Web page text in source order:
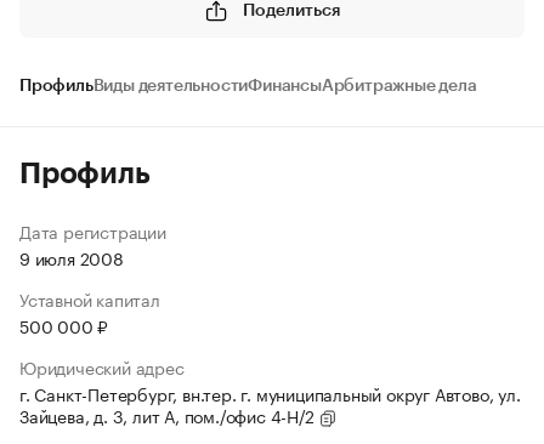
Поделиться
ПрофильВиды деятельностиФинансыАрбитражные дела
Профиль
Дата регистрации
9 июля 2008
Уставной капитал
500 000 ₽
Юридический адрес
г. Санкт-Петербург, вн.тер. г. муниципальный округ Автово, ул.
Зайцева, д. 3, лит А, пом./офис 4-Н/2